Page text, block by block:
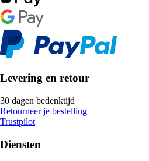
Levering en retour
30 dagen bedenktijd
Retourneer je bestelling
Trustpilot
Diensten